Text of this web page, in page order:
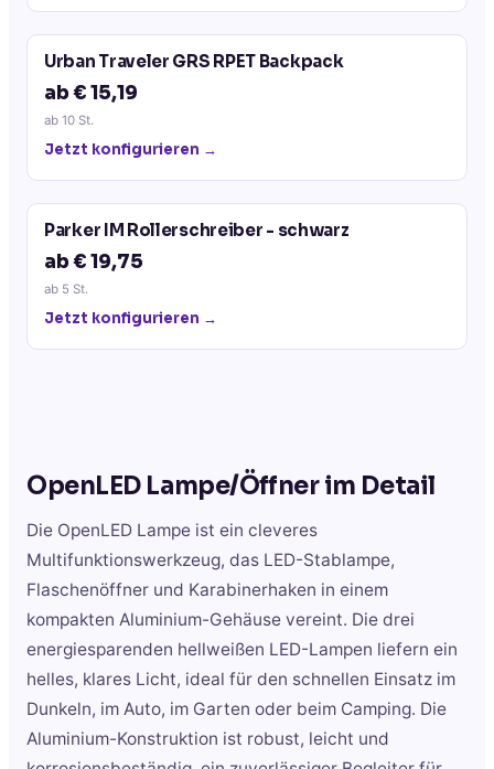
Urban Traveler GRS RPET Backpack
ab € 15,19
ab 10 St.
Jetzt konfigurieren →
Parker IM Rollerschreiber - schwarz
ab € 19,75
ab 5 St.
Jetzt konfigurieren →
OpenLED Lampe/Öffnerim Detail
Die OpenLED Lampe ist ein cleveres
Multifunktionswerkzeug, das LED-Stablampe,
Flaschenöffner und Karabinerhaken in einem
kompakten Aluminium-Gehäuse vereint. Die drei
energiesparenden hellweißen LED-Lampen liefern ein
helles, klares Licht, ideal für den schnellen Einsatz im
Dunkeln, im Auto, im Garten oder beim Camping. Die
Aluminium-Konstruktion ist robust, leicht und